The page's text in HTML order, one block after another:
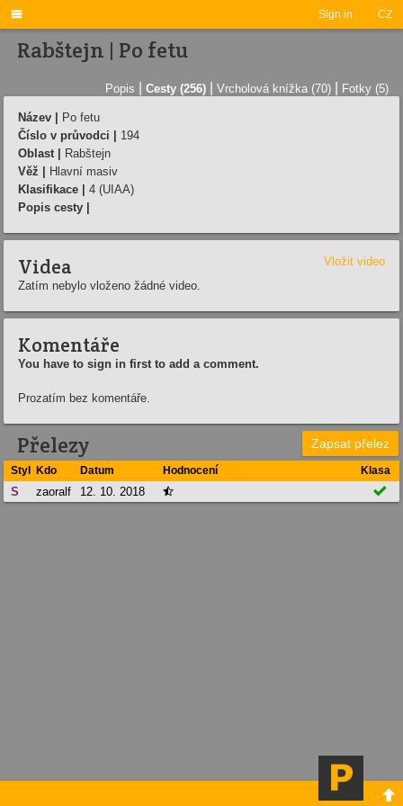
Sign in CZ

Rabštejn | Po fetu
Popis Cesty (256) Vrcholová knížka (70) Fotky (5)
Název |
Po fetu
Číslo v průvodci |
194
Oblast |
Rabštejn
Věž |
Hlavní masiv
Klasifikace |
4 (UIAA)
Popis cesty |
Videa
Vložit video
Zatím nebylo vloženo žádné video.
Komentáře
You have to sign in first to add a comment.
Prozatím bez komentáře.
Přelezy Zapsat přelez
Styl Kdo Datum Hodnocení Klasa
S zaoralf 12. 10. 2018  
